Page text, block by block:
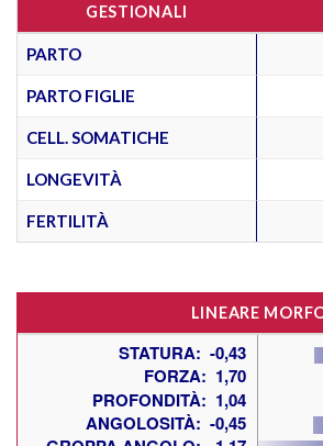
GESTIONALI
PARTO
PARTO FIGLIE
CELL. SOMATICHE
LONGEVITÀ
FERTILITÀ
LINEARE